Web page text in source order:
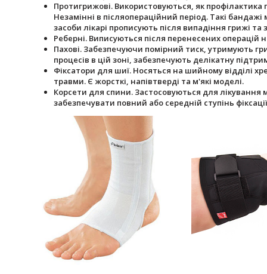
Протигрижові. Використовуються, як
Незамінні в післяопераційний період. Такі
засоби лікарі прописують після випадіння грижі
Реберні. Виписуються після перенесених операцій
Пахові. Забезпечуючи помірний тиск, утримують
процесів в цій зоні, забезпечують делікатну
Фіксатори для шиї. Носяться на шийному відділі
травми. Є жорсткі, напівтверді та м'які моделі.
Корсети для спини. Застосовуються для
забезпечувати повний або середній ступінь